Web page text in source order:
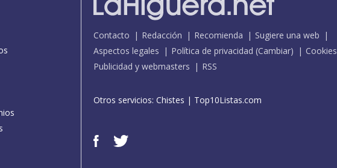
Contacto Redacción Recomienda
Sugiere una web
Aspectos legales
Política de privacidad (Cambiar)
Cookies
Publicidad y webmasters
RSS
Otros servicios: Chistes | Top10Listas.com